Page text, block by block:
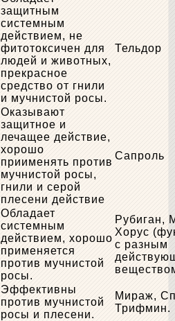
защитным
системным
действием, не
фитотоксичен для
людей и животных,
прекрасное
средство от гнили
и мучнистой росы.
Тельдор
Оказывают
защитное и
лечащее действие,
хорошо
приименять против
мучнистой росы,
гнили и серой
плесени действие
Сапроль
Обладает
системным
действием, хорошо
применяется
против мучнистой
росы.
Рубиган,
Хорус
с разным
Эффективны
против мучнистой
росы и плесени.
Мираж,
Трифмин.